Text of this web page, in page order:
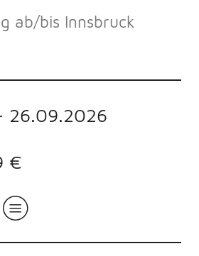
ab/bis Innsbruck
26.09.2026
€